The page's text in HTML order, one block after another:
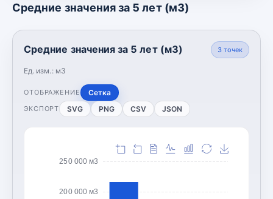
Средние значения за 5 лет (м3)
Средние значения за 5 лет (м3)
Ед. изм.: м3
3точек
ОТОБРАЖЕНИЕ Сетка
ЭКСПОРТ SVG PNG CSV JSON
200 000 м3
250 000 м3